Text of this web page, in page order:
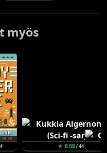
myös
★ 8.68/ 44